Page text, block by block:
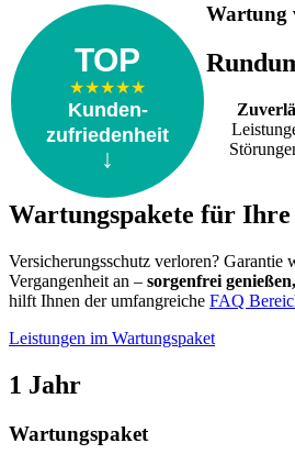
TOP
★★★★★
Kunden-
zufriedenheit
↓
Wartung
Wartungspakete für
Versicherungsschutz verloren?
Vergangenheit an – sorgenfrei
hilft Ihnen der umfangreiche FAQ
Leistungen im Wartungspaket
1 Jahr
Wartungspaket